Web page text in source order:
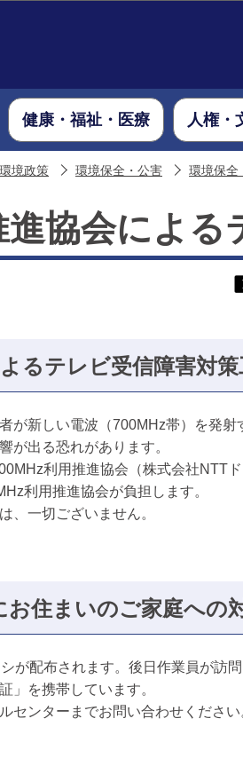
健康・福祉・医療 人権・
環境政策 環境保全・公害 環境保全
協会によ
るテレビ受信障害対
が新しい電波（700MHz帯）を発射
が出る恐れがあります。
利用推進協会（株式会社NTT
利用推進協会が負担します。
、一切ございません。
お住まいのご家庭への
が配布されます。後日作業員が訪
」を携帯しています。
センターまでお問い合わせください